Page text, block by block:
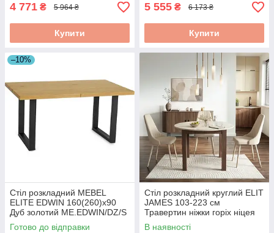
4 771 ₴ 5 964 ₴
Купити
5 555 ₴ 6 173 ₴
Купити
–10%
Стіл розкладний MEBEL
ELITE EDWIN 160(260)х90
Дуб золотий ME.EDWIN/DZ/S
Готово до відправки
Стіл розкладний круглий ELIT
JAMES 103-223 см
Травертин ніжки горіх ніцея
W.JAMES/TRAW/ONI/S
В наявності